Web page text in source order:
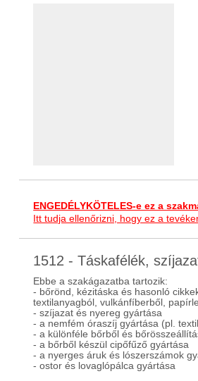
ENGEDÉLYKÖTELES-e ez a
Itt tudja ellenőrizni, hogy ez a
1512 - Táskafélék,
Ebbe a szakágazatba tartozik:
- bőrönd, kézitáska és hasonló
textilanyagból, vulkánfíberből,
- szíjazat és nyereg gyártása
- a nemfém óraszíj gyártása (pl.
- a különféle bőrből és
- a bőrből készül cipőfűző gyártása
- a nyerges áruk és lószerszámok
- ostor és lovaglópálca gyártása